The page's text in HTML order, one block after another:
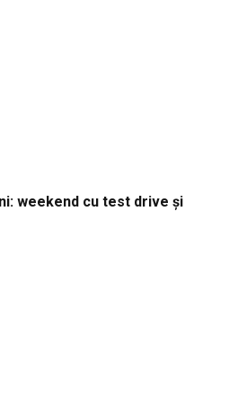
weekend cu test drive și